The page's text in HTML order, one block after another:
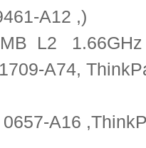
A12 ,)
L2 1.66GHz
A74,
A16